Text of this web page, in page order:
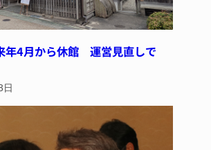
年4月から休館 運営見直しで